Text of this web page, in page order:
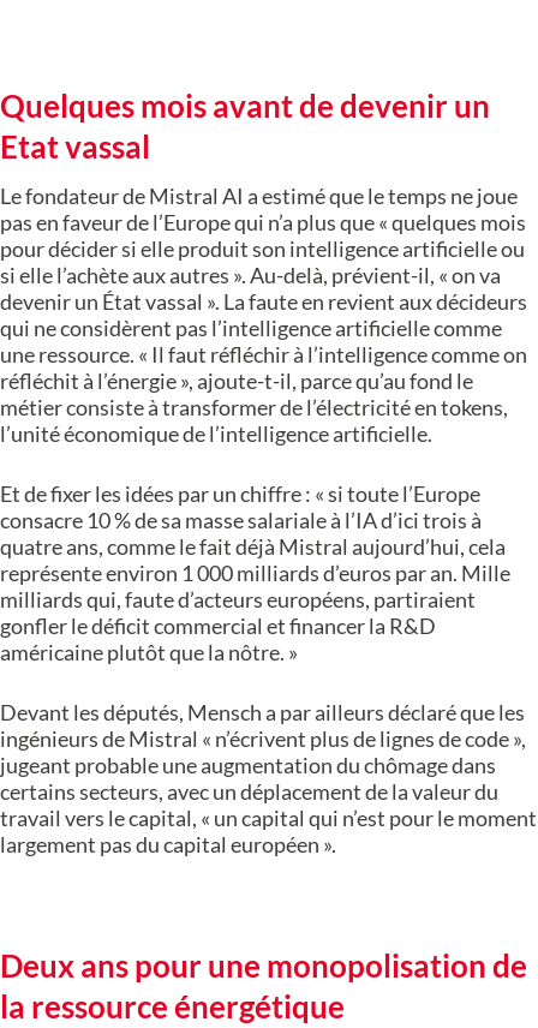
Quelques mois avant de devenir un
Etat vassal
Le fondateur de Mistral AI a estimé que le temps ne joue
pas en faveur de l’Europe qui n’a plus que « quelques mois
pour décider si elle produit son intelligence artificielle ou
si elle l’achète aux autres ». Au-delà, prévient-il, « on va
devenir un État vassal ». La faute en revient aux décideurs
qui ne considèrent pas l’intelligence artificielle comme
une ressource. « Il faut réfléchir à l’intelligence comme on
réfléchit à l’énergie », ajoute-t-il, parce qu’au fond le
métier consiste à transformer de l’électricité en tokens,
l’unité économique de l’intelligence artificielle.
Et de fixer les idées par un chiffre : « si toute l’Europe
consacre 10 % de sa masse salariale à l’IA d’ici trois à
quatre ans, comme le fait déjà Mistral aujourd’hui, cela
représente environ 1 000 milliards d’euros par an. Mille
milliards qui, faute d’acteurs européens, partiraient
gonfler le déficit commercial et financer la R&D
américaine plutôt que la nôtre. »
Devant les députés, Mensch a par ailleurs déclaré que les
ingénieurs de Mistral « n’écrivent plus de lignes de code »,
jugeant probable une augmentation du chômage dans
certains secteurs, avec un déplacement de la valeur du
travail vers le capital, « un capital qui n’est pour le moment
largement pas du capital européen ».
Deux ans pour une monopolisation de
la ressource énergétique